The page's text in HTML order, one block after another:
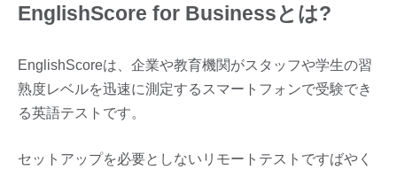
EnglishScore for Businessとは?
EnglishScoreは、企業や教育機関がスタッフや学生の習
熟度レベルを迅速に測定するスマートフォンで受験でき
る英語テストです。
セットアップを必要としないリモートテストですばやく